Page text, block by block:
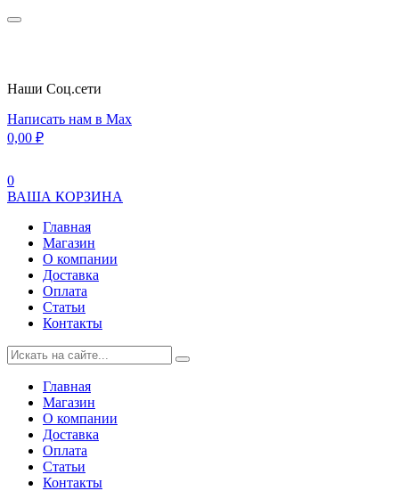
Наши Cоц.сети
Написать нам в Max
0,00 ₽
0
ВАША КОРЗИНА
Главная
Магазин
О компании
Доставка
Оплата
Статьи
Контакты
Главная
Магазин
О компании
Доставка
Оплата
Статьи
Контакты